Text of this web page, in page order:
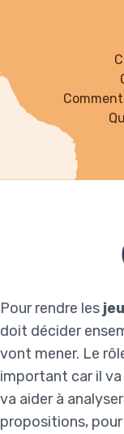
Pour rendre les
doit décider
vont mener. Le
important car il va
va aider à
propositions,